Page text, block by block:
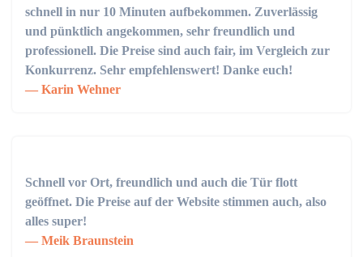
schnell in nur 10 Minuten aufbekommen. Zuverlässig
und pünktlich angekommen, sehr freundlich und
professionell. Die Preise sind auch fair, im Vergleich zur
Konkurrenz. Sehr empfehlenswert! Danke euch!
Karin Wehner
Schnell vor Ort, freundlich und auch die Tür flott
geöffnet. Die Preise auf der Website stimmen auch, also
alles super!
Meik Braunstein